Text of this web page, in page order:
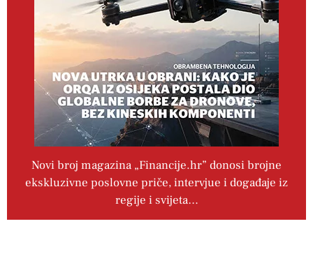
Novi broj magazina „Financije.hr” donosi brojne
ekskluzivne poslovne priče, intervjue i događaje iz
regije i svijeta…